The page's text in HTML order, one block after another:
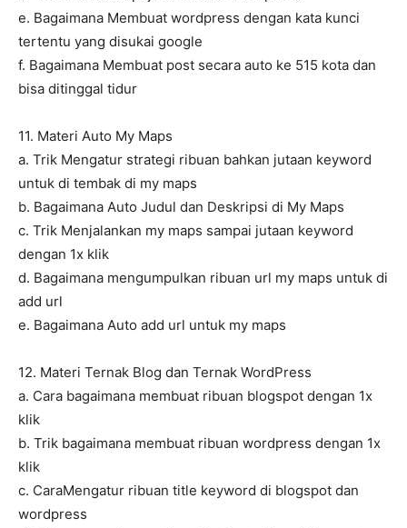
e. Bagaimana Membuat wordpress dengan kata kunci
tertentu yang disukai google
f. Bagaimana Membuat post secara auto ke 515 kota dan
bisa ditinggal tidur
11. Materi Auto My Maps
a. Trik Mengatur strategi ribuan bahkan jutaan keyword
untuk di tembak di my maps
b. Bagaimana Auto Judul dan Deskripsi di My Maps
c. Trik Menjalankan my maps sampai jutaan keyword
dengan 1x klik
d. Bagaimana mengumpulkan ribuan url my maps untuk di
add url
e. Bagaimana Auto add url untuk my maps
12. Materi Ternak Blog dan Ternak WordPress
a. Cara bagaimana membuat ribuan blogspot dengan 1x
klik
b. Trik bagaimana membuat ribuan wordpress dengan 1x
klik
c. CaraMengatur ribuan title keyword di blogspot dan
wordpress